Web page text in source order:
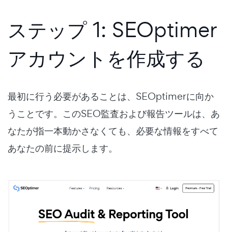
ステップ 1: SEOptimer
アカウントを作成する
最初に行う必要があることは、SEOptimerに向か
うことです。このSEO監査および報告ツールは、あ
なたが指一本動かさなくても、必要な情報をすべて
あなたの前に提示します。